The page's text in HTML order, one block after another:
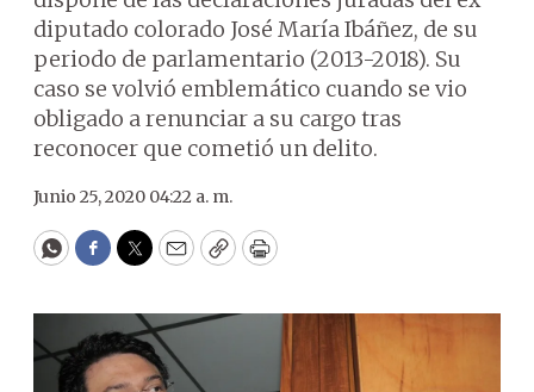
diputado colorado José María Ibáñez, de su
periodo de parlamentario (2013-2018). Su
caso se volvió emblemático cuando se vio
obligado a renunciar a su cargo tras
reconocer que cometió un delito.
Junio 25, 2020 04:22 a. m.
WhatsApp
Facebook
Twitter
EmailCopyPrint